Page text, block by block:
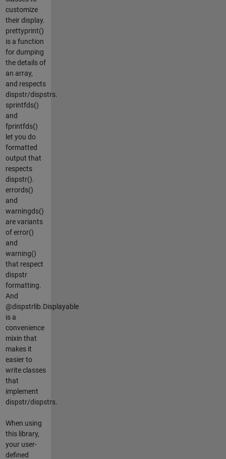
customize
their display.
prettyprint()
is a function
for dumping
the details of
an array,
and respects
dispstr/dispstrs.
sprintfds()
and
fprintfds()
let you do
formatted
output that
respects
dispstr().
errords()
and
warningds()
are variants
of error()
and
warning()
that respect
dispstr
formatting.
And
@dispstrlib.Displayable
is a
convenience
mixin that
makes it
easier to
write classes
that
implement
dispstr/dispstrs.
When using
this library,
your user-
defined